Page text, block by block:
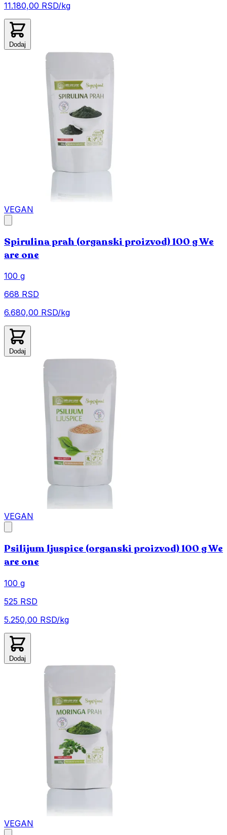
11.180,00 RSD/kg
Dodaj
VEGAN
Spirulina prah (organski proizvod) 100 g We
are one
100 g
668 RSD
6.680,00 RSD/kg
Dodaj
VEGAN
Psilijum ljuspice (organski proizvod) 100 g We
are one
100 g
525 RSD
5.250,00 RSD/kg
Dodaj
VEGAN